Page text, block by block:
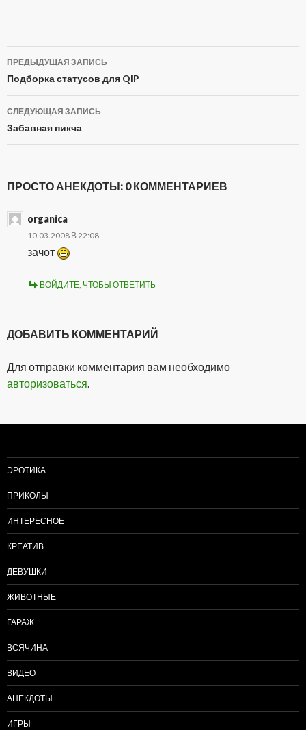
Навигация
по
записям
ПРЕДЫДУЩАЯ ЗАПИСЬ
Подборка статусов для QIP
СЛЕДУЮЩАЯ ЗАПИСЬ
Забавная пикча
ПРОСТО АНЕКДОТЫ: 0 КОММЕНТАРИЕВ
organica
10.03.2008 В 22:08
зачот
ВОЙДИТЕ, ЧТОБЫ ОТВЕТИТЬ
ДОБАВИТЬ КОММЕНТАРИЙ
Для отправки комментария вам необходимо
авторизоваться.
ЭРОТИКА
ПРИКОЛЫ
ИНТЕРЕСНОЕ
КРЕАТИВ
ДЕВУШКИ
ЖИВОТНЫЕ
ГАРАЖ
ВСЯЧИНА
ВИДЕО
АНЕКДОТЫ
ИГРЫ